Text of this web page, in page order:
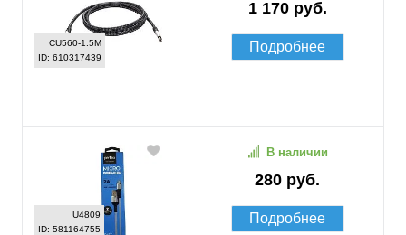
CU560-1.5M
ID: 610317439
1 170 руб.
Подробнее
U4809
ID: 581164755
280 руб.
В наличии
Подробнее